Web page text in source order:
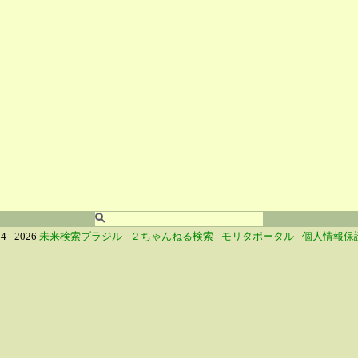
- 2026 未来検索ブラジル - ２ちゃんねる検索- モリタポータル- 個人情報保